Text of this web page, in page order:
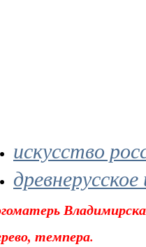
искусство
темпера.